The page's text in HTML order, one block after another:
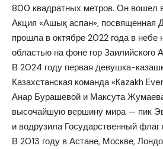
800 квадратных метров. Он вошел
Акция «Ашық аспан», посвященная
прошла в октябре 2022 года в небе
областью на фоне гор Заилийского
В 2024 году первая девушка-
Казахстанская команда «Kazakh
Анар Бурашевой и Максута
высочайшую вершину мира — пик
и водрузила Государственный
В 2013 году в Астане, Москве,